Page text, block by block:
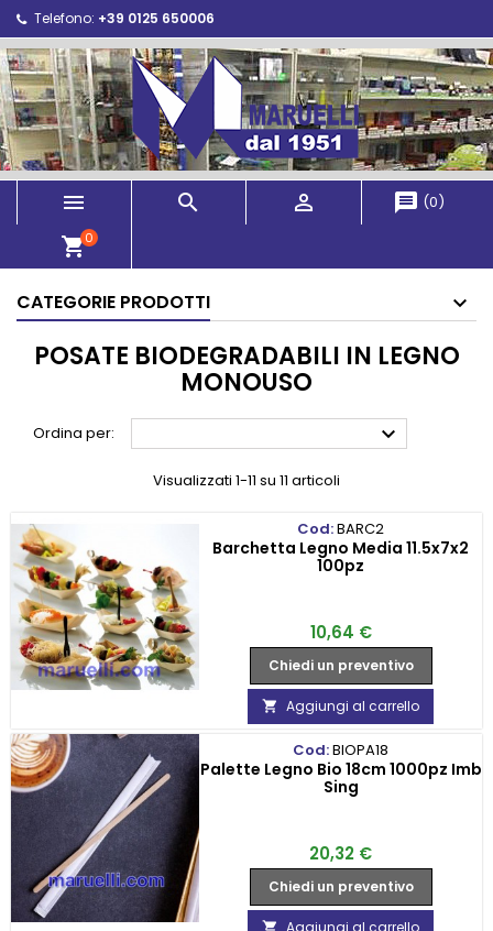
Telefono: +39 0125 650006
   message (0)
shopping_cart0
CATEGORIE PRODOTTI
POSATE BIODEGRADABILI IN LEGNO
MONOUSO
Ordina per: 
Visualizzati 1-11 su 11 articoli
Cod:BARC2
Barchetta Legno Media 11.5x7x2
100pz
Prezzo
10,64 €
Chiedi un preventivo
 Aggiungi al carrello
Cod:BIOPA18
Palette Legno Bio 18cm 1000pz Imb
Sing
Prezzo
20,32 €
Chiedi un preventivo
 Aggiungi al carrello